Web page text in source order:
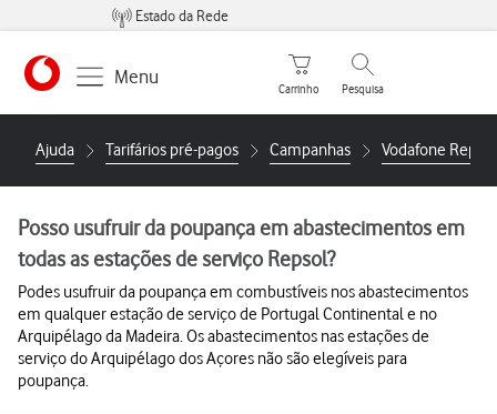
Estado da Rede
https://www.vodafone.pt
Menu
Carrinho de compras
Carrinho
Pesquisar
Pesquisa
Ajuda Tarifários pré-pagos Campanhas Vodafone Repsol
Posso usufruir da poupança em abastecimentos em
todas as estações de serviço Repsol?
Podes usufruir da poupança em combustíveis nos abastecimentos
em qualquer estação de serviço de Portugal Continental e no
Arquipélago da Madeira. Os abastecimentos nas estações de
serviço do Arquipélago dos Açores não são elegíveis para
poupança.